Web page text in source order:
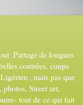
.Partage de longues
contrées, coups
, mais pas que
Street art;
tout de ce qui fait